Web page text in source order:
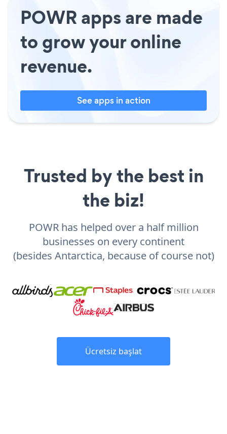
POWR apps are made
to grow your online
revenue.
See apps in action
Trusted by the best in
the biz!
POWR has helped over a half million
businesses on every continent
(besides Antarctica, because of course not)
Ücretsiz başlat